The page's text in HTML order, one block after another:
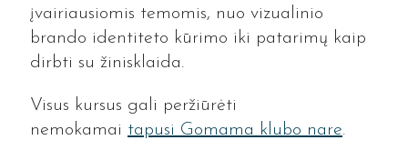
įvairiausiomis temomis, nuo vizualinio
brando identiteto kūrimo iki patarimų kaip
dirbti su žinisklaida.
Visus kursus gali peržiūrėti
nemokamai tapusi Gomama klubo nare.